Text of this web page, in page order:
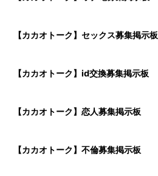
【カカオトーク】セックス募集掲示板
【カカオトーク】id交換募集掲示板
【カカオトーク】恋人募集掲示板
【カカオトーク】不倫募集掲示板